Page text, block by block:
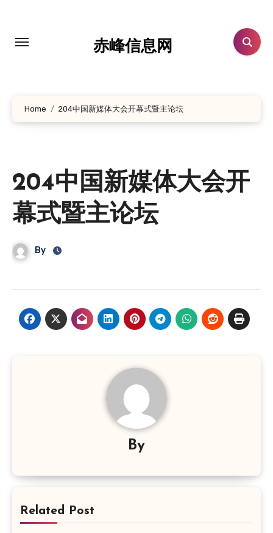
赤峰信息网
Home 204中国新媒体大会开幕式暨主论坛
204中国新媒体大会开
幕式暨主论坛
By
By
Related Post